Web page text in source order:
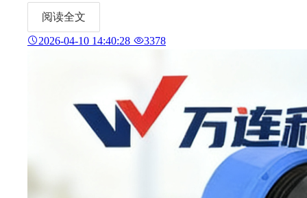
阅读全文
2026-04-10 14:40:28 3378